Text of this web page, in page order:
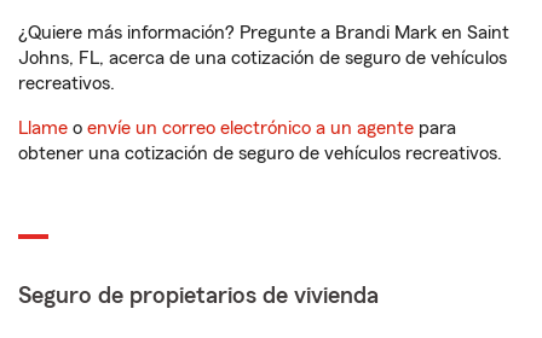
¿Quiere más información? Pregunte a Brandi Mark en Saint
Johns, FL, acerca de una cotización de seguro de vehículos
recreativos.
Llame o envíe un correo electrónico a un agente para
obtener una cotización de seguro de vehículos recreativos.
Seguro de propietarios de vivienda